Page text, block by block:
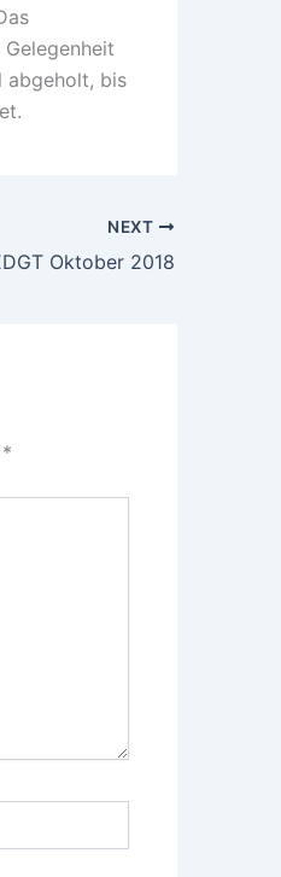
abgeholt, bis
NEXT
Oktober 2018
*